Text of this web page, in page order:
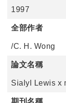
1997
全部作者
/C. H. Wong
論文名稱
Sialyl Lewis x
期刊名稱